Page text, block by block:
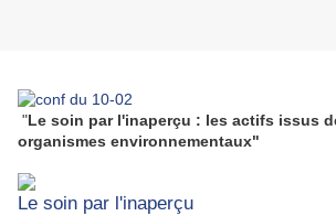
"Le soin par l'inaperçu : les actifs issus
organismes environnementaux"
Le soin par l'inaperçu